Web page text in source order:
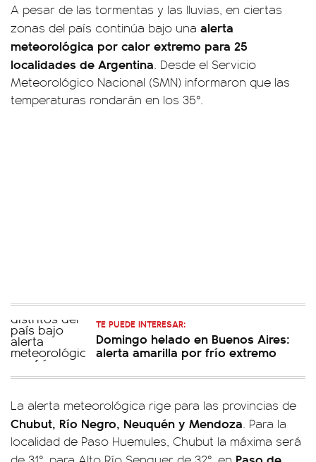
A pesar de las tormentas y las lluvias, en ciertas
zonas del país continúa bajo una alerta
meteorológica por calor extremo para 25
localidades de Argentina. Desde el Servicio
Meteorológico Nacional (SMN) informaron que las
temperaturas rondarán en los 35°.
TE PUEDE INTERESAR:
Domingo helado en Buenos Aires:
alerta amarilla por frío extremo
La alerta meteorológica rige para las provincias de
Chubut, Río Negro, Neuquén y Mendoza. Para la
localidad de Paso Huemules, Chubut la máxima será